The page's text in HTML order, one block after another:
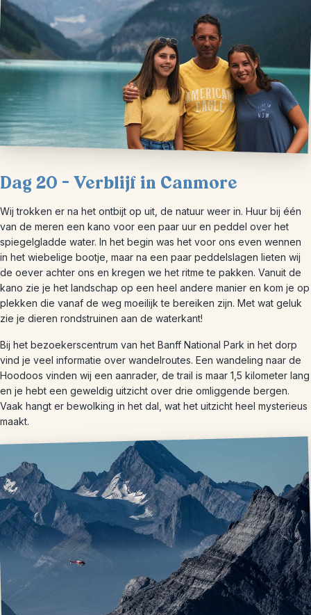
Dag 20 – Verblijf in Canmore
Wij trokken er na het ontbijt op uit, de natuur weer in. Huur bij één
van de meren een kano voor een paar uur en peddel over het
spiegelgladde water. In het begin was het voor ons even wennen
in het wiebelige bootje, maar na een paar peddelslagen lieten wij
de oever achter ons en kregen we het ritme te pakken. Vanuit de
kano zie je het landschap op een heel andere manier en kom je op
plekken die vanaf de weg moeilijk te bereiken zijn. Met wat geluk
zie je dieren rondstruinen aan de waterkant!
Bij het bezoekerscentrum van het Banff National Park in het dorp
vind je veel informatie over wandelroutes. Een wandeling naar de
Hoodoos vinden wij een aanrader, de trail is maar 1,5 kilometer lang
en je hebt een geweldig uitzicht over drie omliggende bergen.
Vaak hangt er bewolking in het dal, wat het uitzicht heel mysterieus
maakt.